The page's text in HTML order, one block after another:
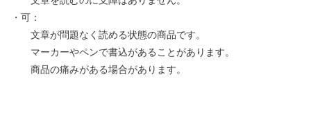
・可：
文章が問題なく読める状態の商品です。
マーカーやペンで書込があることがあります。
商品の痛みがある場合があります。